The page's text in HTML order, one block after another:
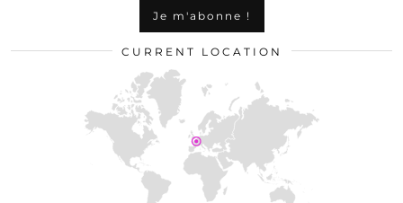
CURRENT LOCATION